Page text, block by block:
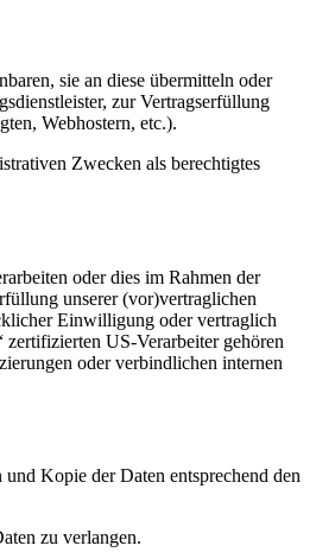
sie an diese übermitteln oder
zur Vertragserfüllung
Webhostern, etc.).
Zwecken als berechtigtes
oder dies im Rahmen der
unserer (vor)vertraglichen
Einwilligung oder vertraglich
US-Verarbeiter gehören
oder verbindlichen internen
Kopie der Daten entsprechend den
zu verlangen.